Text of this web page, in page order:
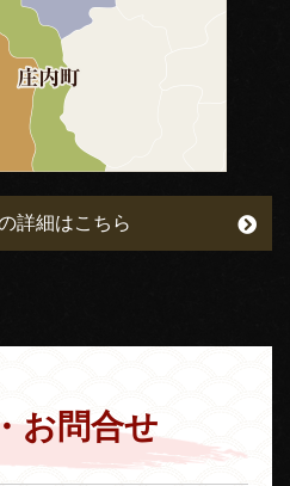
詳細はこちら
お問合せ